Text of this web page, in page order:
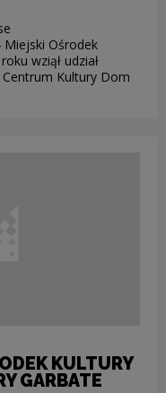
Ośrodek
wziął udział
Kultury Dom
KULTURY
GARBATE